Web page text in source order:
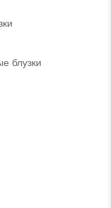
блузки